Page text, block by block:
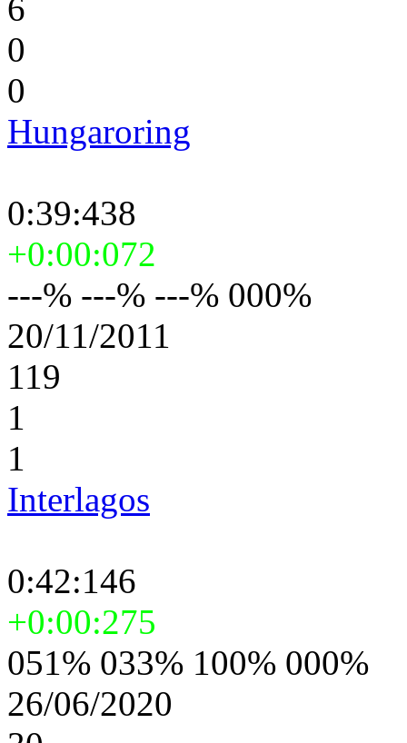
6
0
0
Hungaroring
0:39:438
+0:00:072
---% ---% ---% 000%
20/11/2011
119
1
1
Interlagos
0:42:146
+0:00:275
051% 033% 100% 000%
26/06/2020